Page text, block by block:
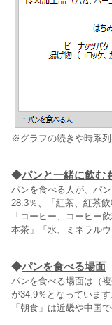
※グラフの続きや時系列
◆パンと一緒に飲む
パンを食べる人が、パ
28.3％、「紅茶、紅茶飲
「コーヒー、コーヒー
本茶」「水、ミネラル
◆パンを食べる場面
パンを食べる場面は（
が34.9％となっています
「朝食」は近畿や中国